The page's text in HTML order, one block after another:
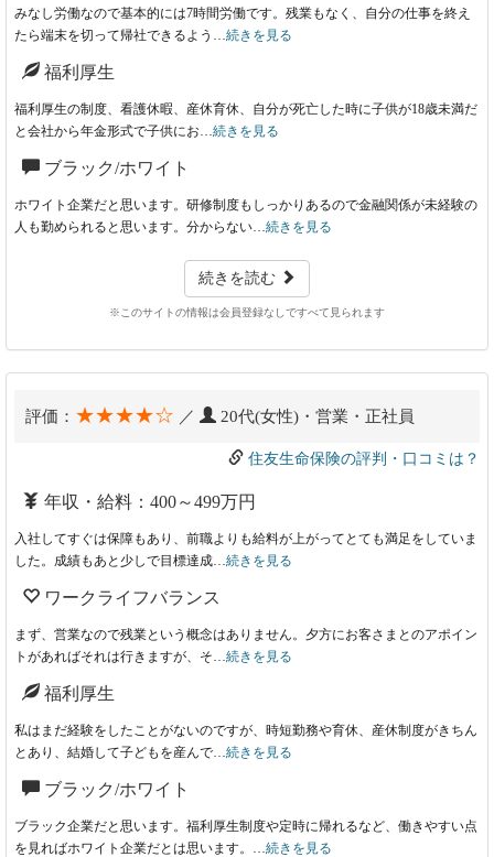
みなし労働なので基本的には7時間労働です。残業もなく、自分の仕事を終え
たら端末を切って帰社できるよう…続きを見る
福利厚生
福利厚生の制度、看護休暇、産休育休、自分が死亡した時に子供が18歳未満だ
と会社から年金形式で子供にお…続きを見る
ブラック/ホワイト
ホワイト企業だと思います。研修制度もしっかりあるので金融関係が未経験の
人も勤められると思います。分からない…続きを見る
続きを読む
※このサイトの情報は会員登録なしですべて見られます
評価： ★★★★☆ ／ 20代(女性)・営業・正社員
住友生命保険の評判・口コミは？
年収・給料：400～499万円
入社してすぐは保障もあり、前職よりも給料が上がってとても満足をしていま
した。成績もあと少しで目標達成…続きを見る
ワークライフバランス
まず、営業なので残業という概念はありません。夕方にお客さまとのアポイン
トがあればそれは行きますが、そ…続きを見る
福利厚生
私はまだ経験をしたことがないのですが、時短勤務や育休、産休制度がきちん
とあり、結婚して子どもを産んで…続きを見る
ブラック/ホワイト
ブラック企業だと思います。福利厚生制度や定時に帰れるなど、働きやすい点
を見ればホワイト企業だとは思います。…続きを見る